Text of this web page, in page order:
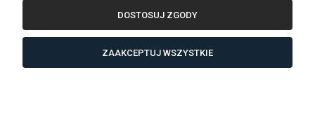
DOSTOSUJ ZGODY
ZAAKCEPTUJ WSZYSTKIE